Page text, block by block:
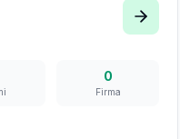
0
Firma